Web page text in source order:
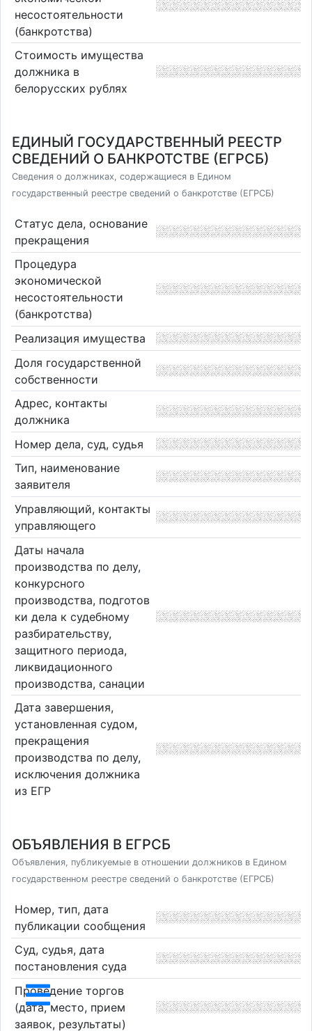
несостоятельности
(банкротства)
Стоимость имущества
должника в
белорусских рублях
ЕДИНЫЙ ГОСУДАРСТВЕННЫЙ РЕЕСТР
СВЕДЕНИЙ О БАНКРОТСТВЕ (ЕГРСБ)
Сведения о должниках, содержащиеся в Едином
государственный реестре сведений о банкротстве (ЕГРСБ)
Статус дела, основание
прекращения
Процедура
экономической
несостоятельности
(банкротства)
Реализация имущества
Доля государственной
собственности
Адрес, контакты
должника
Номер дела, суд, судья
Тип, наименование
заявителя
Управляющий, контакты
управляющего
Даты начала
производства по делу,
конкурсного
производства, подготов
ки дела к судебному
разбирательству,
защитного периода,
ликвидационного
производства, санации
Дата завершения,
установленная судом,
прекращения
производства по делу,
исключения должника
из ЕГР
ОБЪЯВЛЕНИЯ В ЕГРСБ
Объявления, публикуемые в отношении должников в Едином
государственном реестре сведений о банкротстве (ЕГРСБ)
Номер, тип, дата
публикации сообщения
Суд, судья, дата
постановления суда
Проведение торгов
(дата, место, прием
заявок, результаты)